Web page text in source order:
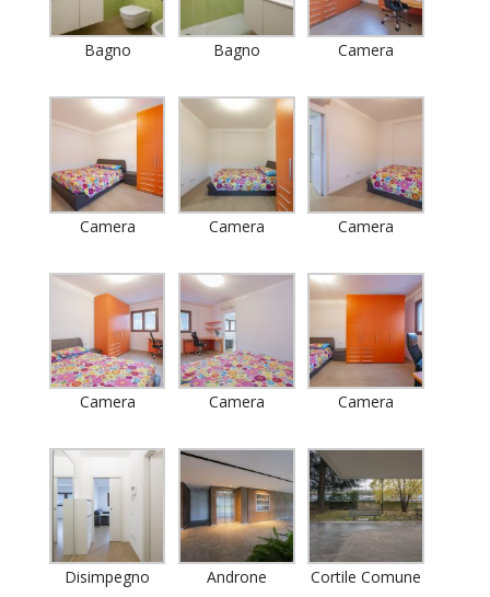
Bagno Bagno Camera
Camera Camera Camera
Camera Camera Camera
Disimpegno Androne Cortile Comune